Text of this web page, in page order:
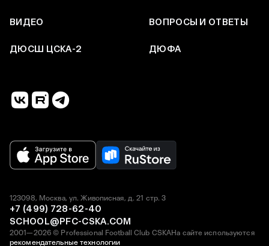
ВИДЕО ВОПРОСЫ И ОТВЕТЫ
ДЮСШ ЦСКА-2 ДЮФА
2001—2026 © Professional Football Club CSKAНа сайте используются
рекомендательные технологии
123098, Москва, ул. Живописная, д. 21 стр. 3
+7 (499) 728-62-40
SCHOOL@PFC-CSKA.COM